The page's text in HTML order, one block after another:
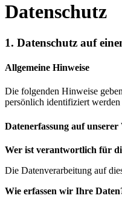
Datenschutz
1. Datenschutz auf
Allgemeine Hinweise
Die folgenden Hinweise
persönlich identifiziert
Datenerfassung auf unserer
Wer ist verantwortlich für
Die Datenverarbeitung auf
Wie erfassen wir Ihre